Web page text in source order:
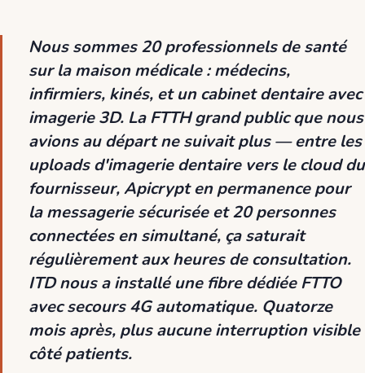
Nous sommes 20 professionnels de santé
sur la maison médicale : médecins,
infirmiers, kinés, et un cabinet dentaire avec
imagerie 3D. La FTTH grand public que nous
avions au départ ne suivait plus — entre les
uploads d'imagerie dentaire vers le cloud du
fournisseur, Apicrypt en permanence pour
la messagerie sécurisée et 20 personnes
connectées en simultané, ça saturait
régulièrement aux heures de consultation.
ITD nous a installé une fibre dédiée FTTO
avec secours 4G automatique. Quatorze
mois après, plus aucune interruption visible
côté patients.